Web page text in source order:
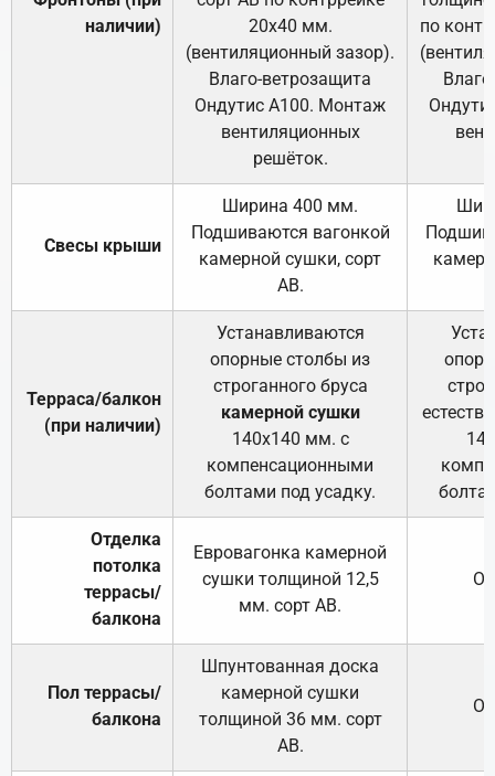
наличии)
20х40 мм.
(вентиляционный зазор).
Влаго-ветрозащита
Ондутис А100. Монтаж
вентиляционных
решёток.
по
Свесы крыши
Ширина 400 мм.
Подшиваются вагонкой
камерной сушки, сорт
АВ.
Терраса/балкон
(при наличии)
Устанавливаются
опорные столбы из
строганного бруса
камерной сушки
140х140 мм. с
компенсационными
болтами под усадку.
Отделка
потолка
террасы/
балкона
Евровагонка камерной
сушки толщиной 12,5
мм. сорт АВ.
Пол террасы/
балкона
Шпунтованная доска
камерной сушки
толщиной 36 мм. сорт
АВ.